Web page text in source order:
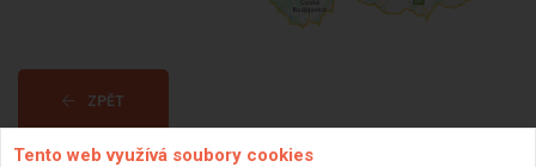
ZPĚT
Tento web využívá soubory cookies